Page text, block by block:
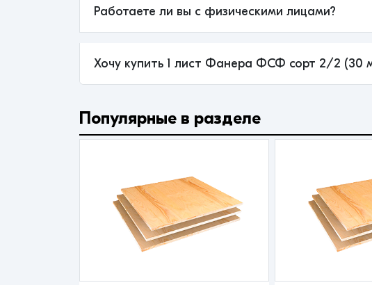
Работаете ли вы с физическими лицами?
Хочу купить 1 лист Фанера ФСФ сорт 2/2 (30
Популярные в разделе